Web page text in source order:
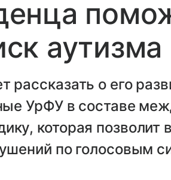
аутизма
рассказать о его
УрФУ в составе
которая позволит
по голосовым